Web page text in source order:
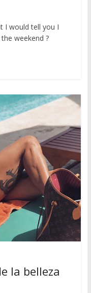
I would tell you I
weekend ?
la belleza